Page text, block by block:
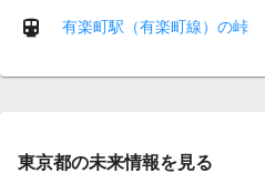
有楽町駅（有楽町線）の峠
東京都の未来情報を見る